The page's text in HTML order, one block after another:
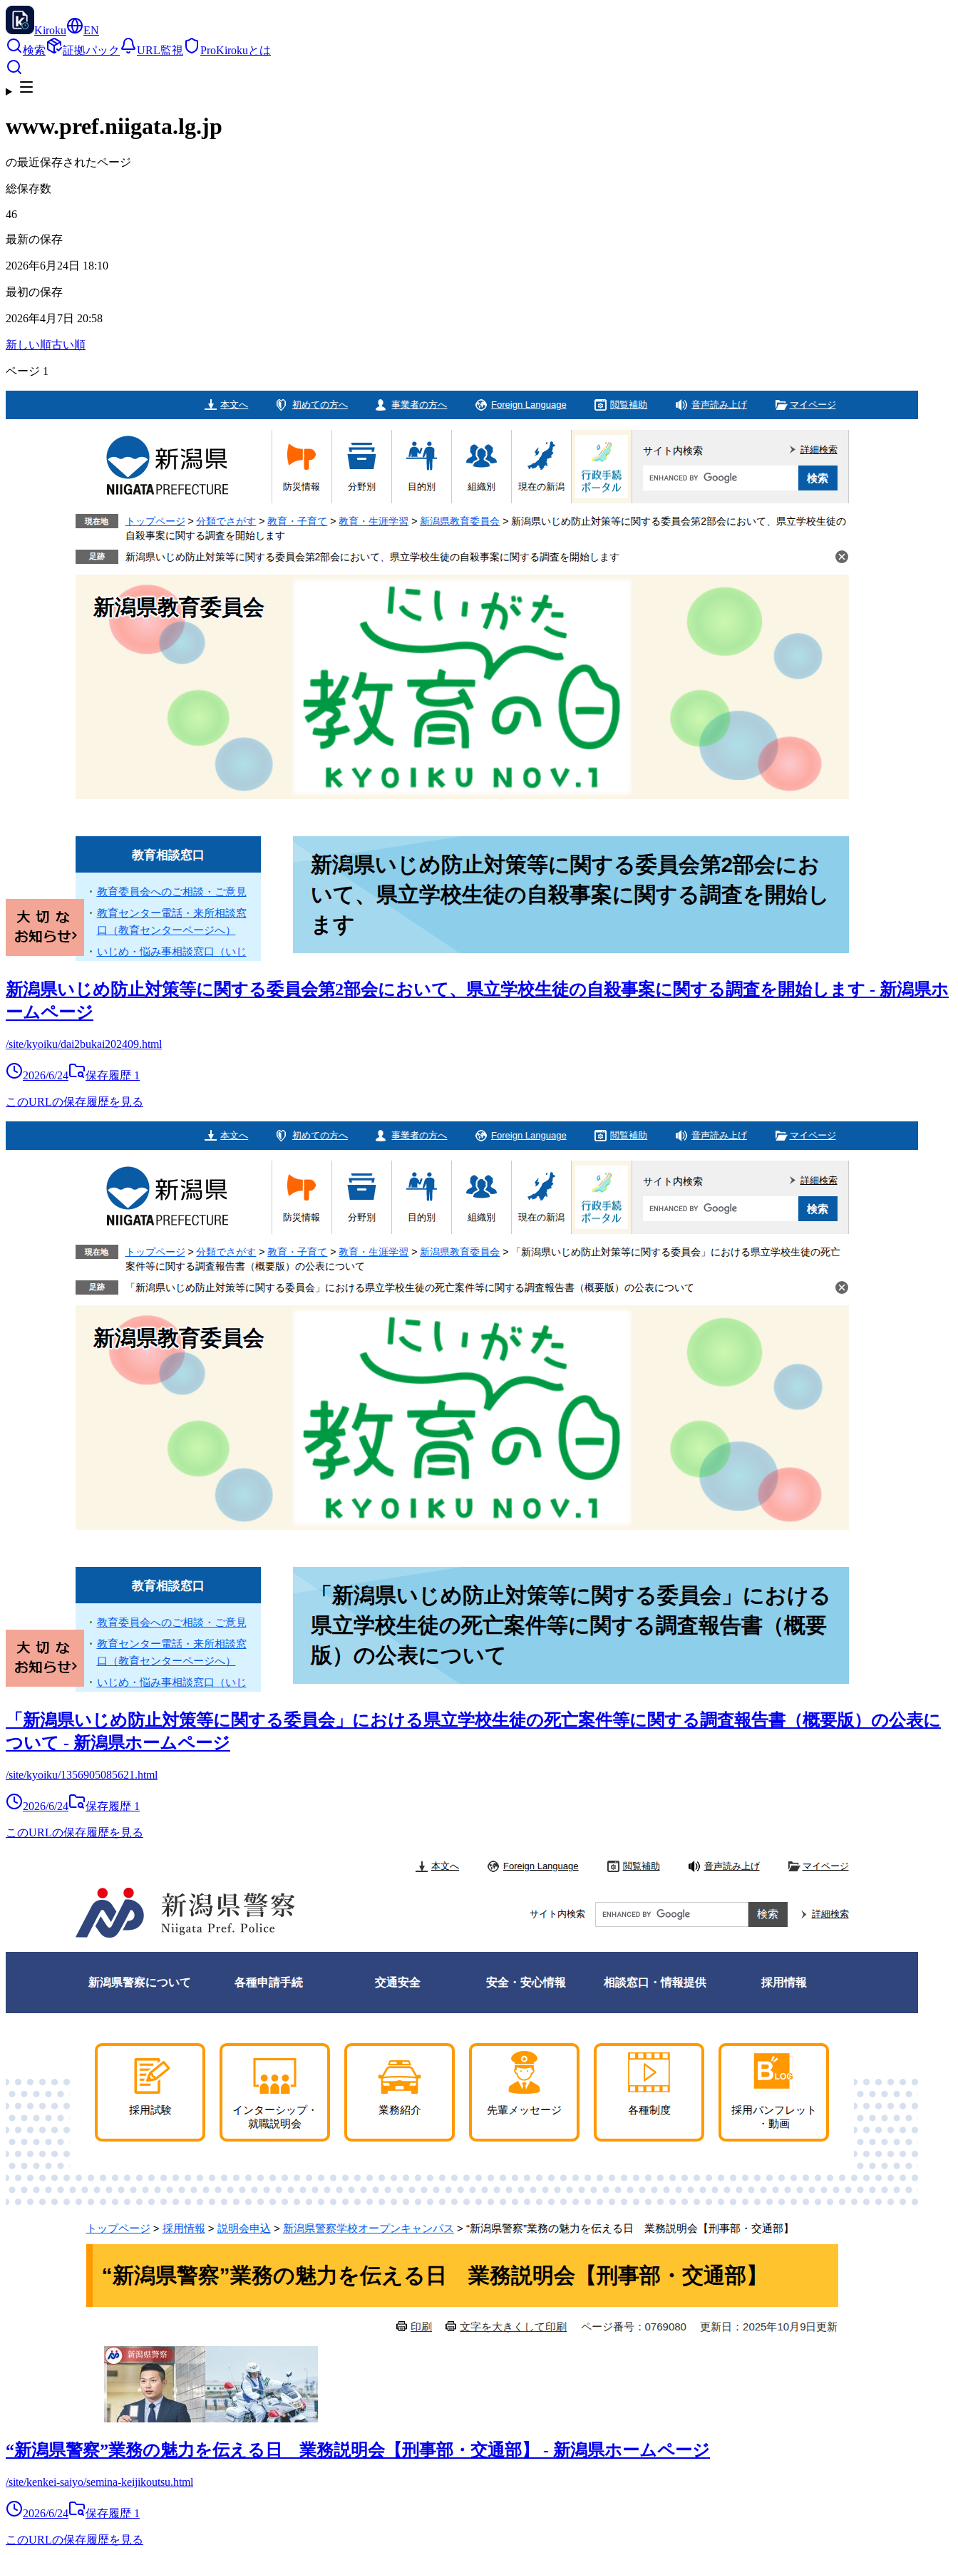
Kiroku
EN
検索
証拠パック URL監視 ProKirokuとは
www.pref.niigata.lg.jp
の最近保存されたページ
総保存数
46
最新の保存
2026年6月24日 18:10
最初の保存
2026年4月7日 20:58
新しい順古い順
ページ 1
新潟県いじめ防止対策等に関する委員会第2部会において、県立学校生徒の自殺事案に関する調査を開始します - 新潟県ホ
ームページ
/site/kyoiku/dai2bukai202409.html
2026/6/24 保存履歴 1
このURLの保存履歴を見る
「新潟県いじめ防止対策等に関する委員会」における県立学校生徒の死亡案件等に関する調査報告書（概要版）の公表に
ついて - 新潟県ホームページ
/site/kyoiku/1356905085621.html
2026/6/24 保存履歴 1
このURLの保存履歴を見る
“新潟県警察”業務の魅力を伝える日 業務説明会【刑事部・交通部】 - 新潟県ホームページ
/site/kenkei-saiyo/semina-keijikoutsu.html
2026/6/24 保存履歴 1
このURLの保存履歴を見る